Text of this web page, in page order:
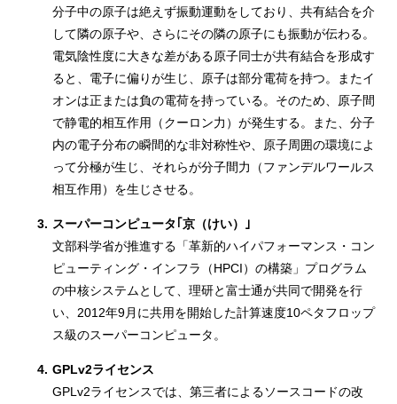
分子中の原子は絶えず振動運動をしており、共有結合を介
して隣の原子や、さらにその隣の原子にも振動が伝わる。
電気陰性度に大きな差がある原子同士が共有結合を形成す
ると、電子に偏りが生じ、原子は部分電荷を持つ。またイ
オンは正または負の電荷を持っている。そのため、原子間
で静電的相互作用（クーロン力）が発生する。また、分子
内の電子分布の瞬間的な非対称性や、原子周囲の環境によ
って分極が生じ、それらが分子間力（ファンデルワールス
相互作用）を生じさせる。
3. スーパーコンピュータ｢京（けい）｣
文部科学省が推進する「革新的ハイパフォーマンス・コン
ピューティング・インフラ（HPCI）の構築」プログラム
の中核システムとして、理研と富士通が共同で開発を行
い、2012年9月に共用を開始した計算速度10ペタフロップ
ス級のスーパーコンピュータ。
4. GPLv2ライセンス
GPLv2ライセンスでは、第三者によるソースコードの改